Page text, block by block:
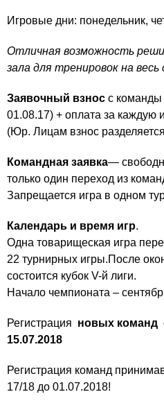
Игровые дни: понедельник,
Отличная возможность
зала для тренировок на весь
Заявочный взнос с
01.08.17) + оплата за каждую
(Юр. Лицам взнос
Командная заявка—
только один переход из
Запрещается игра в одном
Календарь и время игр.
Одна товарищеская игра
22 турнирных игры.После
состоится кубок V-й лиги.
Начало чемпионата –
Регистрация новых команд
15.07.2018
Регистрация команд
17/18 до 01.07.2018!